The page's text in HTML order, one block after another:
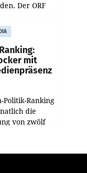
Der ORF
mit
Politik-Ranking
die
von zwölf
und